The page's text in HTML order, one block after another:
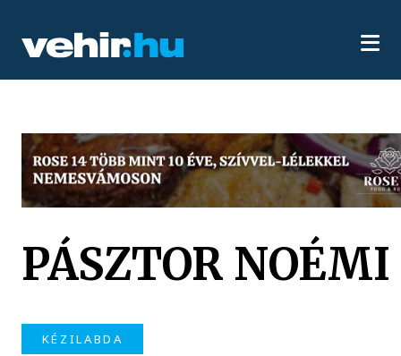
PÁSZTOR NOÉMI
KÉZILABDA